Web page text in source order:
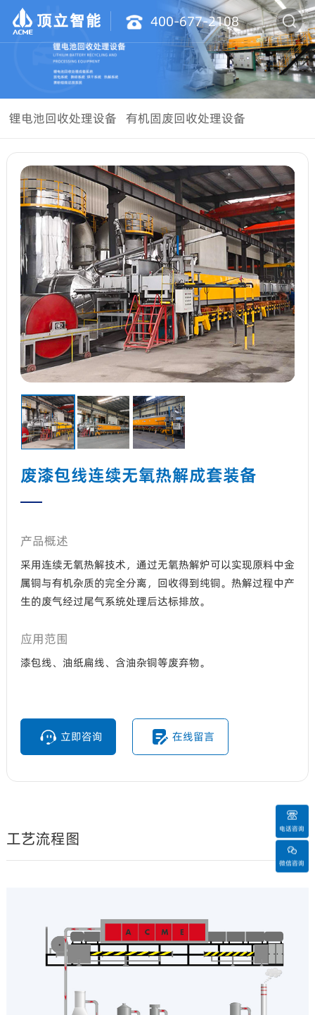
400-677-2108
锂电池回收处理设备 有机固废回收处理设备
废漆包线连续无氧热解成套装备
产品概述
采用连续无氧热解技术，通过无氧热解炉可以实现原料中金
属铜与有机杂质的完全分离，回收得到纯铜。热解过程中产
生的废气经过尾气系统处理后达标排放。
应用范围
漆包线、油纸扁线、含油杂铜等废弃物。
立即咨询 在线留言
工艺流程图 电话咨询
微信咨询